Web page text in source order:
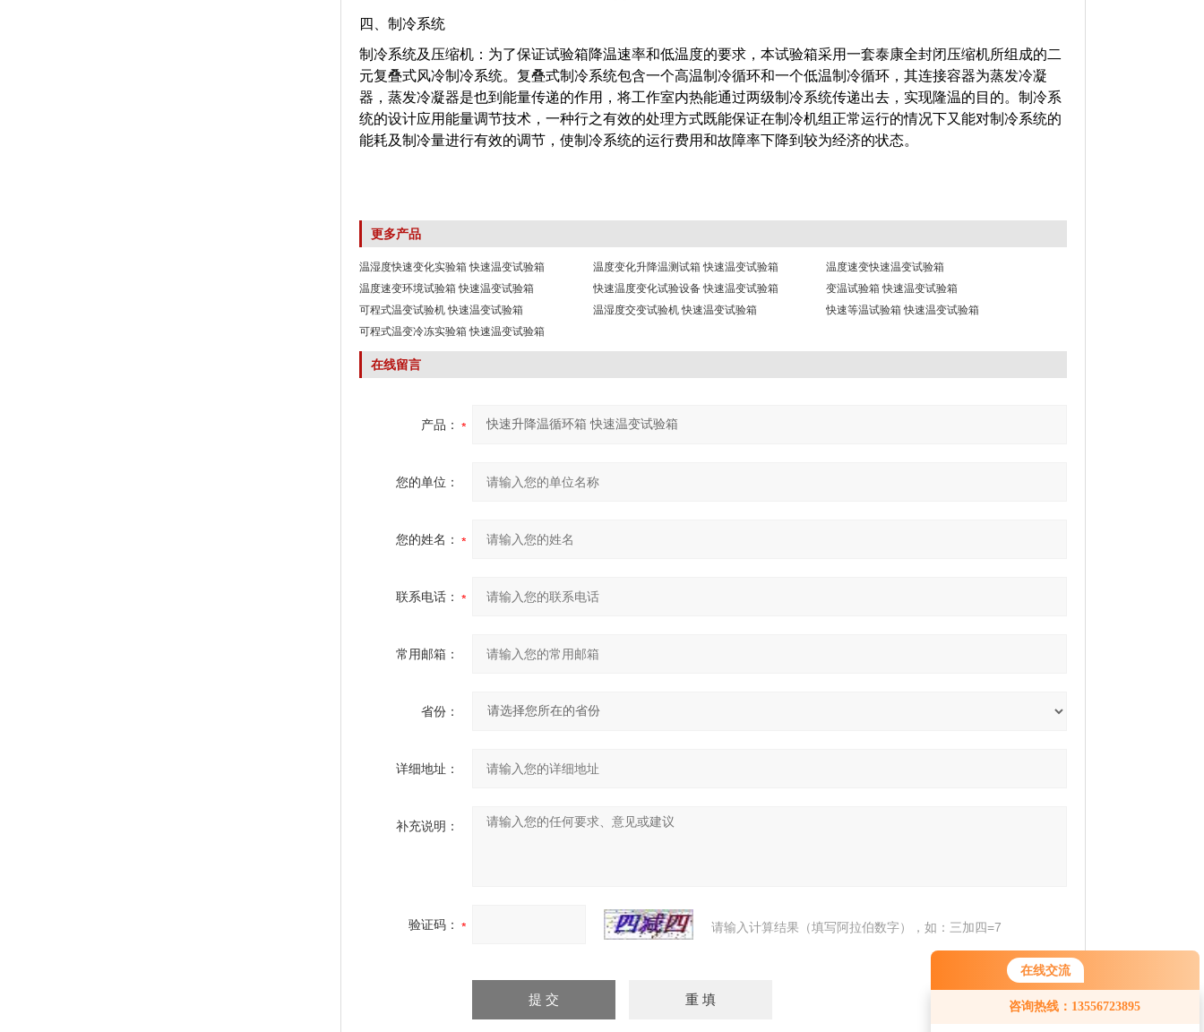
在线交流
咨询热线：13556723895
您好！欢迎前来咨询，很高兴为您
服务，请问您要咨询什么问题呢？
四、制冷系统
制冷系统及压缩机：为了保证试验箱降温速率和低温度的要求，本试验箱采用一套泰康全封闭压缩机所组成的二
元复叠式风冷制冷系统。复叠式制冷系统包含一个高温制冷循环和一个低温制冷循环，其连接容器为蒸发冷凝
器，蒸发冷凝器是也到能量传递的作用，将工作室内热能通过两级制冷系统传递出去，实现隆温的目的。制冷系
统的设计应用能量调节技术，一种行之有效的处理方式既能保证在制冷机组正常运行的情况下又能对制冷系统的
能耗及制冷量进行有效的调节，使制冷系统的运行费用和故障率下降到较为经济的状态。
更多产品
温湿度快速变化实验箱 快速温变试验箱 温度变化升降温测试箱 快速温变试验箱
温度速变快速温变试验箱
温度速变环境试验箱 快速温变试验箱
快速温度变化试验设备 快速温变试验箱
变温试验箱 快速温变试验箱
可程式温变试验机 快速温变试验箱
温湿度交变试验机 快速温变试验箱
快速等温试验箱 快速温变试验箱
可程式温变冷冻实验箱 快速温变试验箱
在线留言
产品：
您的单位：
您的姓名：
联系电话：
常用邮箱：
省份：
详细地址：
补充说明：
验证码： 请输入计算结果（填写阿拉伯数字），如：三加四=7